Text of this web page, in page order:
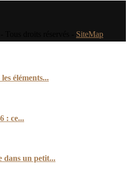
SiteMap
éléments...
: ce...
dans un petit...